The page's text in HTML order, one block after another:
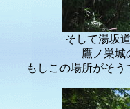
そして湯坂
鷹ノ巣城
もしこの場所がそ